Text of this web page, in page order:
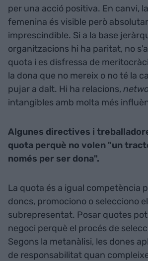
per una acció positiva. En canvi,
femenina és visible però
imprescindible. Si a la base
organitzacions hi ha paritat, no
quota i es disfressa de
la dona que no mereix o no té la
pujar a dalt. Hi ha relacions,
intangibles amb molta més
Algunes directives i
quota perquè no volen "un
només per ser dona".
La quota és a igual competència
doncs, promociono o selecciono
subrepresentat. Posar quotes
negoci perquè el procés de
Segons la metanàlisi, les dones
de responsabilitat quan